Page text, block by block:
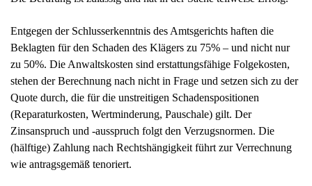
Beklagten für den Schaden des Klägers zu 75% – und nicht nur
zu 50%. Die Anwaltskosten sind erstattungsfähige Folgekosten,
stehen der Berechnung nach nicht in Frage und setzen sich zu der
Quote durch, die für die unstreitigen Schadenspositionen
(Reparaturkosten, Wertminderung, Pauschale) gilt. Der
Zinsanspruch und -ausspruch folgt den Verzugsnormen. Die
(hälftige) Zahlung nach Rechtshängigkeit führt zur Verrechnung
wie antragsgemäß tenoriert.